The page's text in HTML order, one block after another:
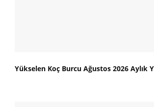
Yükselen Koç Burcu Ağustos 2026 Aylık